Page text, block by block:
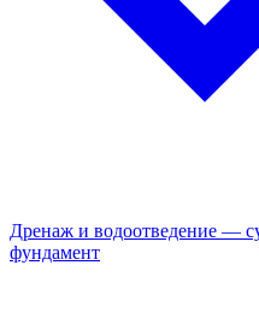
Дренаж и водоотведение —
фундамент